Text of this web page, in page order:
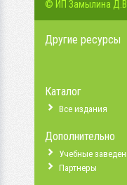
© ИП Замылина
Другие ресурсы
Каталог
Все издания
Дополнительно
Учебные
Партнеры